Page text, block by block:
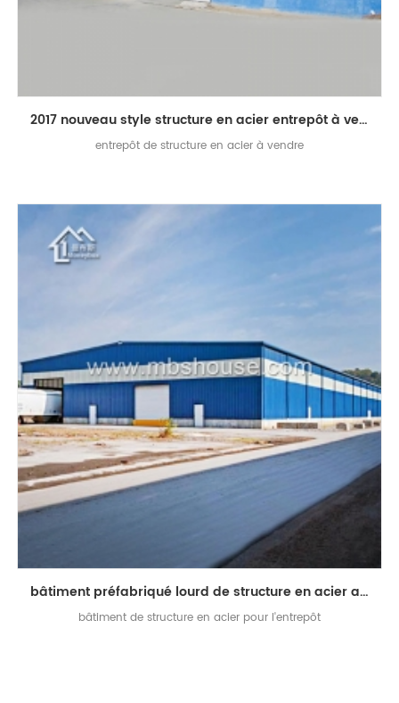
2017 nouveau style structure en acier entrepôt à vendre
entrepôt de structure en acier à vendre
bâtiment préfabriqué lourd de structure en acier adapté aux besoins du client pour l'entrepôt
bâtiment de structure en acier pour l'entrepôt